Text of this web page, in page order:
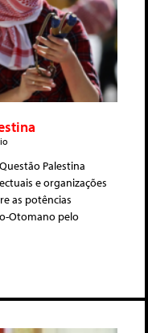
Palestina
e organizações
as potências
Otomano pelo